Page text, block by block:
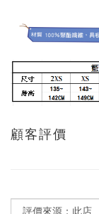
顧客評價